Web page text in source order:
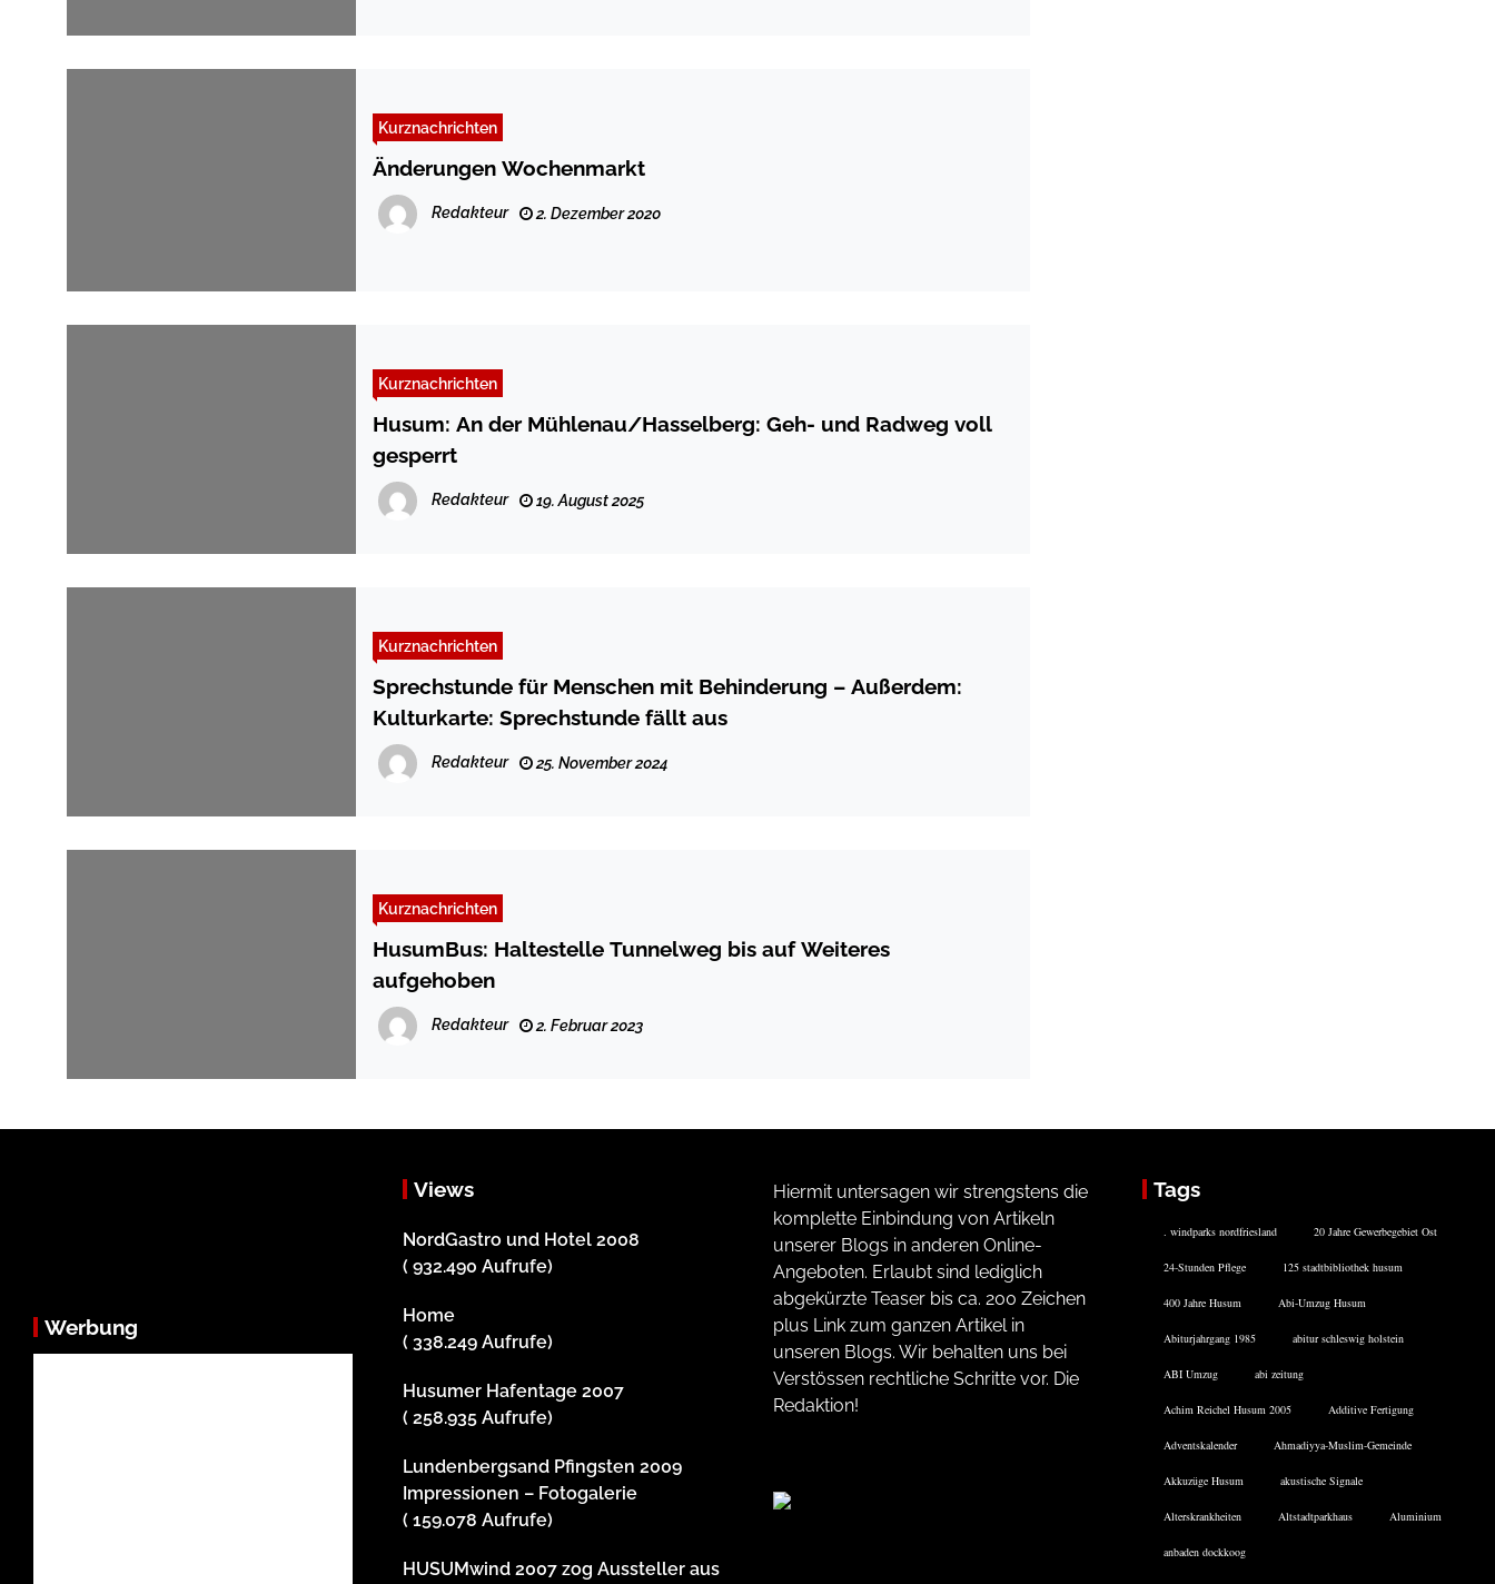
Kurznachrichten
Änderungen Wochenmarkt
Redakteur 2. Dezember 2020
Kurznachrichten
Husum: An der Mühlenau/Hasselberg: Geh- und Radweg voll
gesperrt
Redakteur 19. August 2025
Kurznachrichten
Sprechstunde für Menschen mit Behinderung – Außerdem:
Kulturkarte: Sprechstunde fällt aus
Redakteur 25. November 2024
Kurznachrichten
HusumBus: Haltestelle Tunnelweg bis auf Weiteres
aufgehoben
Redakteur 2. Februar 2023
Werbung
Views
NordGastro und Hotel 2008
( 932.490 Aufrufe)
Home
( 338.249 Aufrufe)
Husumer Hafentage 2007
( 258.935 Aufrufe)
Lundenbergsand Pfingsten 2009
Impressionen – Fotogalerie
( 159.078 Aufrufe)
HUSUMwind 2007 zog Aussteller aus
Hiermit untersagen wir strengstens die
komplette Einbindung von Artikeln
unserer Blogs in anderen Online-
Angeboten. Erlaubt sind lediglich
abgekürzte Teaser bis ca. 200 Zeichen
plus Link zum ganzen Artikel in
unseren Blogs. Wir behalten uns bei
Verstössen rechtliche Schritte vor. Die
Redaktion!
Tags
. windparks nordfriesland 20 Jahre Gewerbegebiet Ost
24-Stunden Pflege 125 stadtbibliothek husum
400 Jahre Husum Abi-Umzug Husum
Abiturjahrgang 1985 abitur schleswig holstein
ABI Umzug abi zeitung
Achim Reichel Husum 2005 Additive Fertigung
Adventskalender Ahmadiyya-Muslim-Gemeinde
Akkuzüge Husum akustische Signale
Alterskrankheiten Altstadtparkhaus Aluminium
anbaden dockkoog